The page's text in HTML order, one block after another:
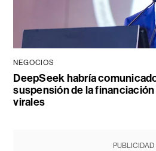
NEGOCIOS
DeepSeek habría
suspensión de la
virales
PUBLICIDAD